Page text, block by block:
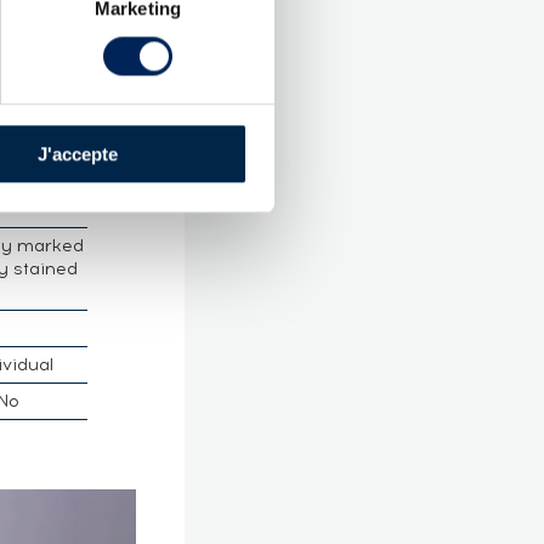
Marketing
J'accepte
Martinique
45 %
marked
stained